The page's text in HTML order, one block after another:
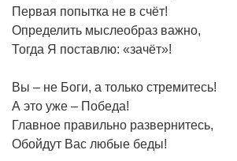
Первая попытка не в счёт!
Определить мыслеобраз важно,
Тогда Я поставлю: «зачёт»!
Вы – не Боги, а только стремитесь!
А это уже – Победа!
Главное правильно развернитесь,
Обойдут Вас любые беды!